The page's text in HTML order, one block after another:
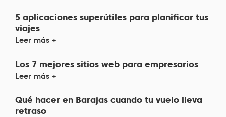
5 aplicaciones superútiles para planificar tus
viajes
Leer más +
Los 7 mejores sitios web para empresarios
Leer más +
Qué hacer en Barajas cuando tu vuelo lleva
retraso